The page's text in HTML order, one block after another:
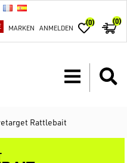
MARKEN ANMELDEN
(0) (0)
Rattlebait